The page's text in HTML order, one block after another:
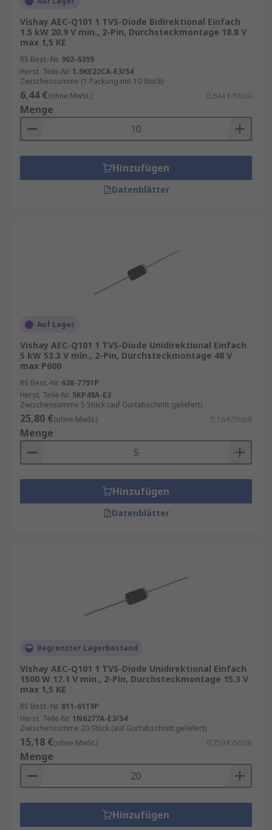
die TVS-Diode den Überspannungsstrom ab und
hält die Spannung innerhalb des Schaltkreises
auf einem sicheren Niveau. Sobald die Spannung
unter den Schwellenwert fällt, kehrt die TVS-
Diode in ihren normalen Zustand zurück und
leitet keinen Strom mehr ab.
Welche verschiedenen Arten von
Suppressordioden TVS gibt es?
Es gibt verschiedene Arten von Suppressordioden
TVS, einschließlich Bidirektionale und
TVS-Dioden nur in einer Richtung leiten. Die
Auswahl der geeigneten TVS-Diode hängt von
den spezifischen Anforderungen des
Verwendung von Suppressordioden TVS
Suppressordioden TVS werden in verschiedenen
Anwendungen eingesetzt, um empfindliche
elektronische Geräte vor Transienten und
Überspannungen zu schützen. Einige der
häufigsten Anwendungen von TVS-Dioden sind:
Elektronische Geräte: TVS-Dioden werden
in vielen elektronischen Geräten wie
Computern, Mobiltelefonen,
Fernsehgeräten und anderen Geräten
eingesetzt, um sie vor Transienten und
Überspannungen zu schützen.
Komponenten vor Transienten und
Überspannungen zu schützen.
Überspannungen zu schützen, die durch
Blitzschläge oder andere Störungen im
Stromnetz verursacht werden können.
werden auch in
Telekommunikationssystemen eingesetzt,
um sie vor Überspannungen und
Transienten zu schützen, die durch
Blitzeinschläge oder andere Störungen im
Stromnetz verursacht werden können.
Vishay AEC-Q101 1 TVS-Diode Bidirektional Einfach
1.5 kW 20.9 V min., 2-Pin, Durchsteckmontage 18.8 V
max 1,5 KE
RS Best.-Nr. 902-6395
Herst. Teile-Nr. 1.5KE22CA-E3/54
Zwischensumme (1 Packung mit 10 Stück)
6,44 €(ohne MwSt.) 0,644 €/Stück
Menge
Hinzufügen
Datenblätter
Auf Lager
Vishay AEC-Q101 1 TVS-Diode Unidirektional Einfach
5 kW 53.3 V min., 2-Pin, Durchsteckmontage 48 V
max P600
RS Best.-Nr. 638-7791P
Herst. Teile-Nr. 5KP48A-E3
Zwischensumme 5 Stück (auf Gurtabschnitt geliefert)
25,80 €(ohne MwSt.) 5,16 €/Stück
Menge
Hinzufügen
Datenblätter
Begrenzter Lagerbestand
Vishay AEC-Q101 1 TVS-Diode Unidirektional Einfach
1500 W 17.1 V min., 2-Pin, Durchsteckmontage 15.3 V
max 1,5 KE
RS Best.-Nr. 811-6119P
Herst. Teile-Nr. 1N6277A-E3/54
Zwischensumme 20 Stück (auf Gurtabschnitt geliefert)
15,18 €(ohne MwSt.) 0,759 €/Stück
Menge
Hinzufügen